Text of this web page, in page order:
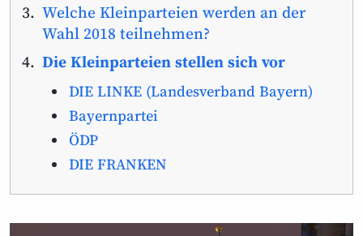
Welche Kleinparteien werden an der
Wahl 2018 teilnehmen?
Die Kleinparteien stellen sich vor
DIE LINKE (Landesverband Bayern)
Bayernpartei
ÖDP
DIE FRANKEN